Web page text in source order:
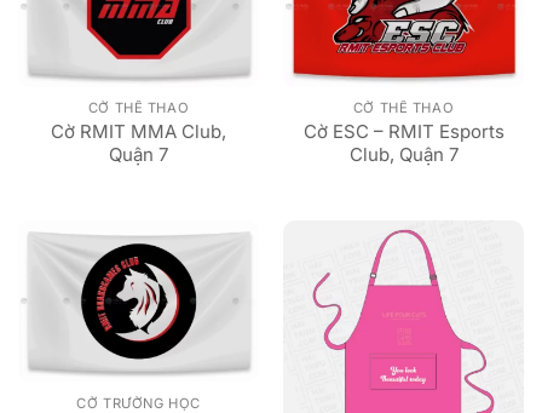
CỜ THỂ THAO
Cờ RMIT MMA Club,
Quận 7
CỜ THỂ THAO
Cờ ESC – RMIT Esports
Club, Quận 7
CỜ TRƯỜNG HỌC